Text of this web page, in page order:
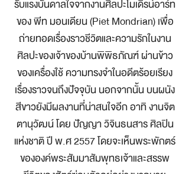
รับแรงบันดาลใจจากงานศิลปะโมเดิรน์อาร์ท
ของ พีท มอนเดียน (Piet Mondrian) เพื่อ
ถ่ายทอดเรื่องราวชีวิตและความรักในงาน
ศิลปะของเจ้าของบ้านพิพิธภัณฑ์ ผ่านข้าว
ของเครื่องใช้ ความทรงจำในอดีตร้อยเรียง
เรื่องราวจนถึงปัจจุบัน นอกจากนั้น บนผนัง
สีขาวยังมีผลงานที่น่าสนใจอีก อาทิ งานจิต
ตานุวัฒน์ โดย ปัญญา วิจินธนสาร ศิลปิน
แห่งชาติ ปี พ.ศ 2557 โดยจะเห็นพระพักตร์
ขององค์พระสัมมาสัมพุทธเจ้าและสรรพ